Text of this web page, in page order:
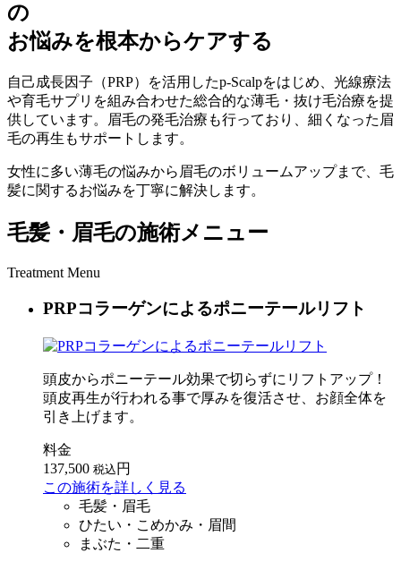
の
お悩みを根本からケアする
自己成長因子（PRP）を活用したp-Scalpをはじめ、光線療法
や育毛サプリを組み合わせた総合的な薄毛・抜け毛治療を提
供しています。眉毛の発毛治療も行っており、細くなった眉
毛の再生もサポートします。
女性に多い薄毛の悩みから眉毛のボリュームアップまで、毛
髪に関するお悩みを丁寧に解決します。
毛髪・眉毛の施術メニュー
Treatment Menu
PRPコラーゲンによるポニーテールリフト
頭皮からポニーテール効果で切らずにリフトアップ！
頭皮再生が行われる事で厚みを復活させ、お顔全体を
引き上げます。
料金
137,500 税込 円
この施術を詳しく見る
毛髪・眉毛
ひたい・こめかみ・眉間
まぶた・二重